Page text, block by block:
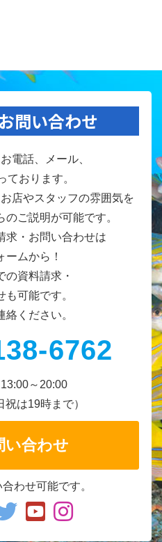
問い合わせ
電話、メール、
ております。
店やスタッフの雰囲気を
ご説明が可能です。
求・お問い合わせは
ームから！
の資料請求・
も可能です。
絡ください。
6762
～20:00
祝は19時まで）
い合わせ
わせ可能です。